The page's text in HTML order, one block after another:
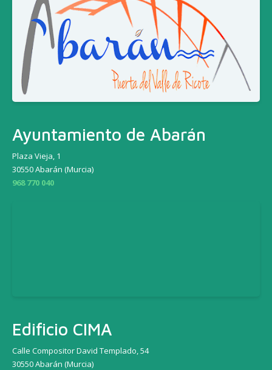
Ayuntamiento de Abarán
Plaza Vieja, 1
30550 Abarán (Murcia)
968 770 040
Edificio CIMA
Calle Compositor David Templado, 54
30550 Abarán (Murcia)